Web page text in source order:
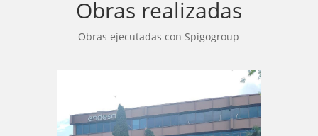
Obras realizadas
Obras ejecutadas con Spigogroup